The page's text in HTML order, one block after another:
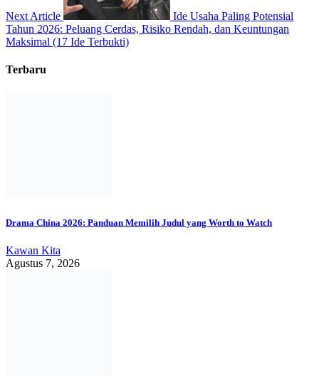
Next Article
Ide Usaha Paling Potensial
Tahun 2026: Peluang Cerdas, Risiko Rendah, dan Keuntungan
Maksimal (17 Ide Terbukti)
Terbaru
Drama China 2026: Panduan Memilih Judul yang Worth to Watch
Kawan Kita
Agustus 7, 2026